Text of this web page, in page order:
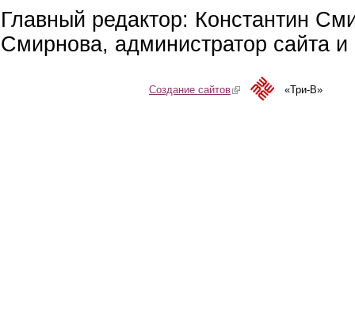
Главный редактор: Константин
Смирнова, администратор сайта
Создание сайтов(link is external)«Три-В»